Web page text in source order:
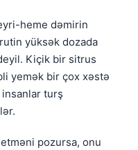
heme dəmirin
yüksək dozada
Kiçik bir sitrus
yemək bir çox xəstə
turş
pozursa, onu